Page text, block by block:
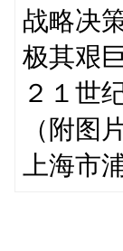
战略决
极其艰
２１世
（附图
上海